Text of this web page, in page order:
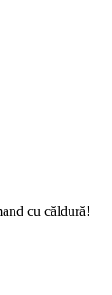
cu căldură!